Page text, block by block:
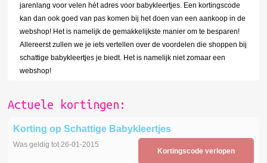
jarenlang voor velen hét adres voor babykleertjes. Een kortingscode
kan dan ook goed van pas komen bij het doen van een aankoop in de
webshop! Het is namelijk de gemakkelijkste manier om te besparen!
Allereerst zullen we je iets vertellen over de voordelen die shoppen bij
schattige babykleertjes je biedt. Het is namelijk niet zomaar een
webshop!
Actuele kortingen:
Korting op Schattige Babykleertjes
Kortingscode verlopen
Was geldig tot 26-01-2015